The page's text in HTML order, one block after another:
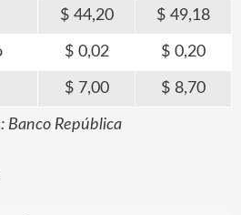
44,20 49,18
0,02 0,20
7,00 8,70
Banco República